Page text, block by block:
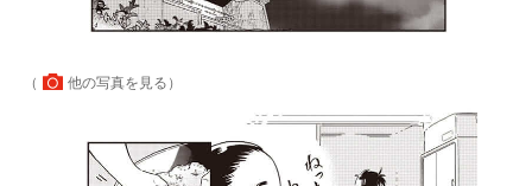
（ 他の写真を見る ）